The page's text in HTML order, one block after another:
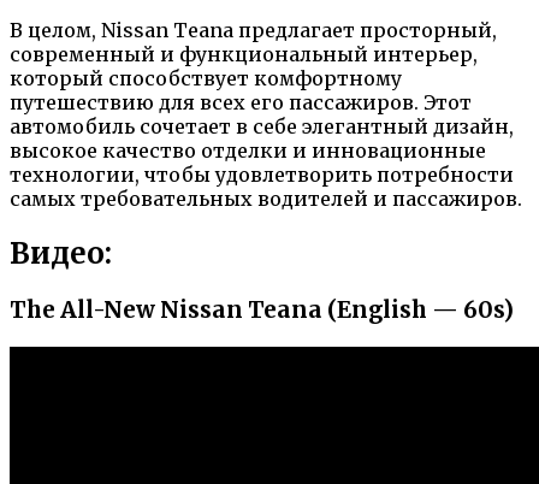
В целом, Nissan Teana предлагает просторный,
современный и функциональный интерьер,
который способствует комфортному
путешествию для всех его пассажиров. Этот
автомобиль сочетает в себе элегантный дизайн,
высокое качество отделки и инновационные
технологии, чтобы удовлетворить потребности
самых требовательных водителей и пассажиров.
Видео:
The All-New Nissan Teana (English — 60s)